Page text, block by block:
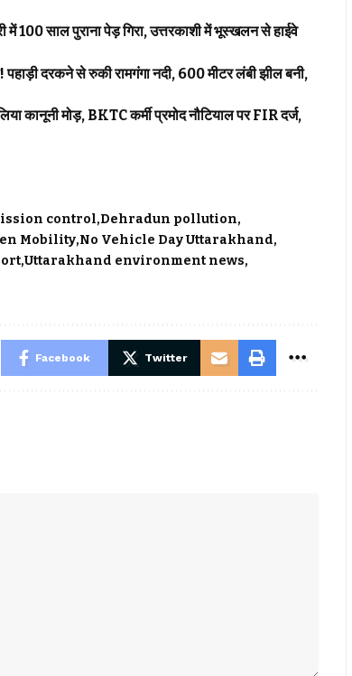
साल पुराना पेड़ गिरा, उत्तरकाशी में भूस्खलन से हाईवे
दरकने से रुकी रामगंगा नदी, 600 मीटर लंबी झील बनी,
मोड़, BKTC कर्मी प्रमोद नौटियाल पर FIR दर्ज,
control Dehradun pollution
Mobility No Vehicle Day Uttarakhand
Uttarakhand environment news
Facebook Twitter